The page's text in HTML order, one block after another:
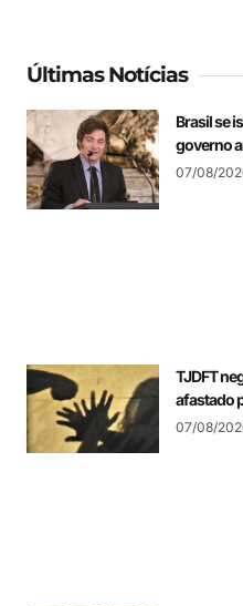
Últimas Notícias
Brasil se
governo
07/08/
TJDFT
afastado
07/08/